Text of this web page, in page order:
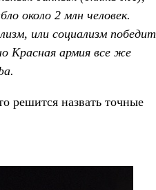
около 2 млн человек.
или социализм победит
Красная армия все же
решится назвать точные